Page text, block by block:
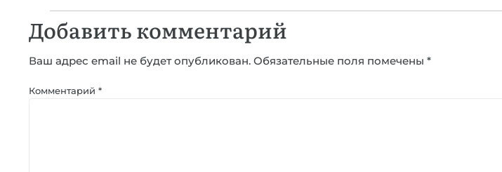
Добавить комментарий
Ваш адрес email не будет опубликован. Обязательные поля помечены *
Комментарий *